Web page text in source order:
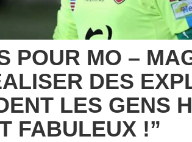
POUR MO –
DES
LES GENS
FABULEUX !”